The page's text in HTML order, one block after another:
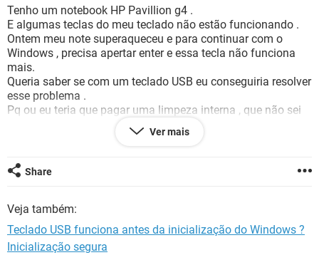
GUIA DE COMPRAS
OUTLOOK EXCEL
INSTAGRAM GMAIL
GUIA DE COMPRAS
Tenho um notebook HP Pavillion g4 .
E algumas teclas do meu teclado não estão funcionando .
Ontem meu note superaqueceu e para continuar com o
Windows , precisa apertar enter e essa tecla não funciona
mais.
Queria saber se com um teclado USB eu conseguiria resolver
esse problema .
Pq ou eu teria que pagar uma limpeza interna , que não sei
se é esse o mal funcionamento do teclado ou a troca do
teclado , que sairia bem carinho .
Ver mais
Share
Veja também:
Teclado USB funciona antes da inicialização do Windows ?
Inicialização segura